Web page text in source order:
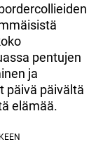
pentujen
ja
päivä päivältä
elämää.